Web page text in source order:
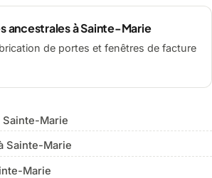
ancestrales à Sainte-Marie
de portes et fenêtres de facture
Marie
Sainte-Marie
Marie